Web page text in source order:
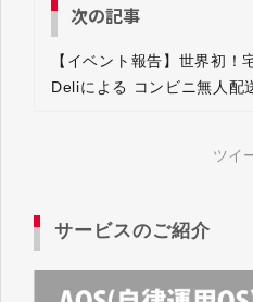
次の記事
【イベント報告】世界初
Deliによる コンビニ無人配
ツイ
サービスのご紹介